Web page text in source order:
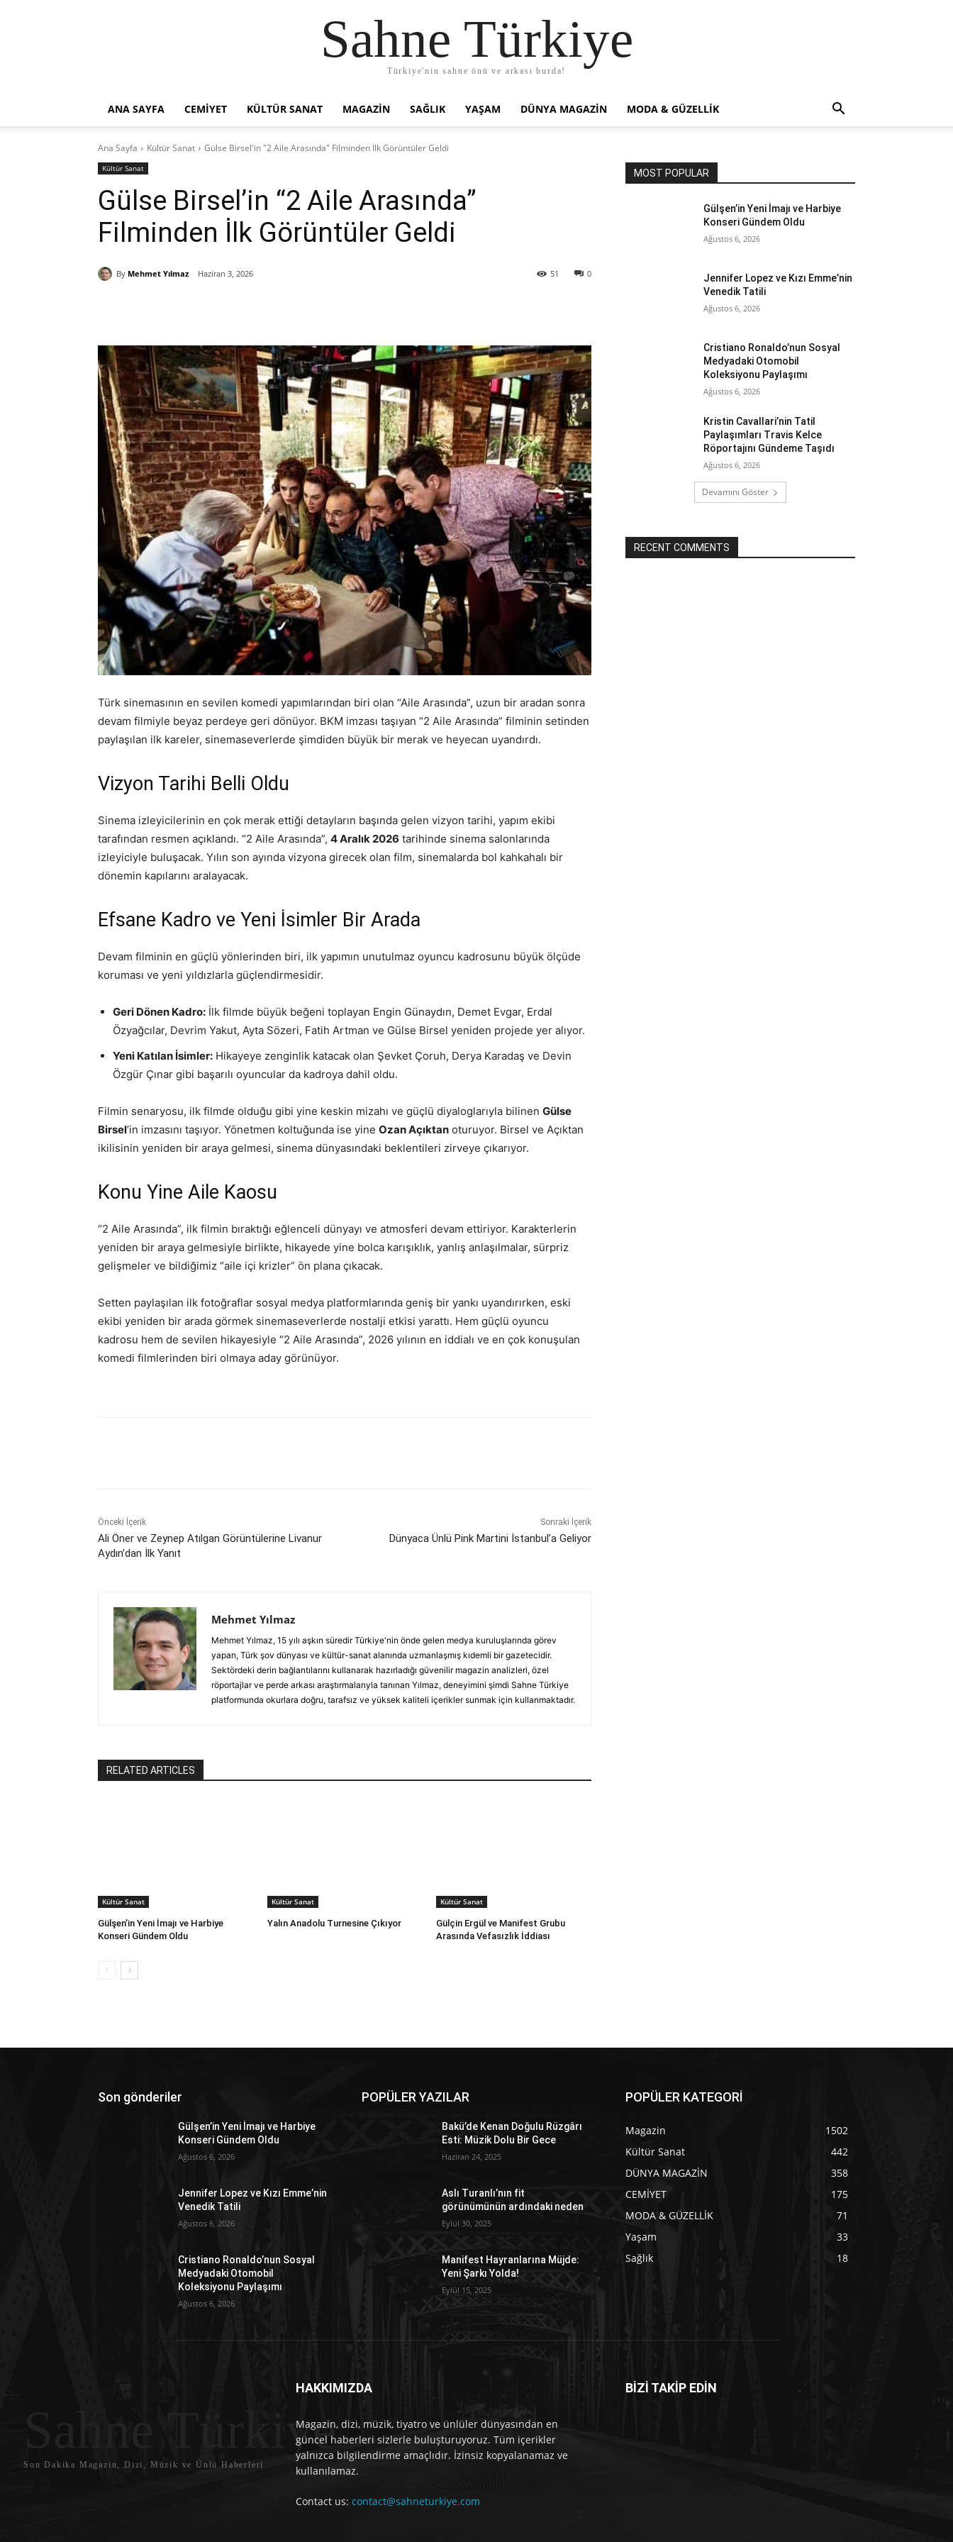
Sahne Türkiye
Türkiye'nin sahne önü ve arkası burda!
ANA SAYFA CEMİYET KÜLTÜR SANAT MAGAZIN SAĞLIK YAŞAM DÜNYA MAGAZİN MODA & GÜZELLİK
Ana Sayfa Kültür Sanat Gülse Birsel'in "2 Aile Arasında" Filminden İlk Görüntüler Geldi
Kültür Sanat
Gülse Birsel’in “2 Aile Arasında”
Filminden İlk Görüntüler Geldi
By Mehmet Yılmaz Haziran 3, 2026 0
51
Türk sinemasının en sevilen komedi yapımlarından biri olan “Aile Arasında”, uzun bir aradan sonra
devam filmiyle beyaz perdeye geri dönüyor. BKM imzası taşıyan “2 Aile Arasında” filminin setinden
paylaşılan ilk kareler, sinemaseverlerde şimdiden büyük bir merak ve heyecan uyandırdı.
Vizyon Tarihi Belli Oldu
Sinema izleyicilerinin en çok merak ettiği detayların başında gelen vizyon tarihi, yapım ekibi
tarafından resmen açıklandı. “2 Aile Arasında”, 4 Aralık 2026 tarihinde sinema salonlarında
izleyiciyle buluşacak. Yılın son ayında vizyona girecek olan film, sinemalarda bol kahkahalı bir
dönemin kapılarını aralayacak.
Efsane Kadro ve Yeni İsimler Bir Arada
Devam filminin en güçlü yönlerinden biri, ilk yapımın unutulmaz oyuncu kadrosunu büyük ölçüde
koruması ve yeni yıldızlarla güçlendirmesidir.
Geri Dönen Kadro: İlk filmde büyük beğeni toplayan Engin Günaydın, Demet Evgar, Erdal
Özyağcılar, Devrim Yakut, Ayta Sözeri, Fatih Artman ve Gülse Birsel yeniden projede yer alıyor.
Yeni Katılan İsimler: Hikayeye zenginlik katacak olan Şevket Çoruh, Derya Karadaş ve Devin
Özgür Çınar gibi başarılı oyuncular da kadroya dahil oldu.
Filmin senaryosu, ilk filmde olduğu gibi yine keskin mizahı ve güçlü diyaloglarıyla bilinen Gülse
Birsel’in imzasını taşıyor. Yönetmen koltuğunda ise yine Ozan Açıktan oturuyor. Birsel ve Açıktan
ikilisinin yeniden bir araya gelmesi, sinema dünyasındaki beklentileri zirveye çıkarıyor.
Konu Yine Aile Kaosu
“2 Aile Arasında”, ilk filmin bıraktığı eğlenceli dünyayı ve atmosferi devam ettiriyor. Karakterlerin
yeniden bir araya gelmesiyle birlikte, hikayede yine bolca karışıklık, yanlış anlaşılmalar, sürpriz
gelişmeler ve bildiğimiz “aile içi krizler” ön plana çıkacak.
Setten paylaşılan ilk fotoğraflar sosyal medya platformlarında geniş bir yankı uyandırırken, eski
ekibi yeniden bir arada görmek sinemaseverlerde nostalji etkisi yarattı. Hem güçlü oyuncu
kadrosu hem de sevilen hikayesiyle “2 Aile Arasında”, 2026 yılının en iddialı ve en çok konuşulan
komedi filmlerinden biri olmaya aday görünüyor.
Önceki İçerik
Ali Öner ve Zeynep Atılgan Görüntülerine Livanur
Aydın’dan İlk Yanıt
Sonraki İçerik
Dünyaca Ünlü Pink Martini İstanbul’a Geliyor
Mehmet Yılmaz
Mehmet Yılmaz, 15 yılı aşkın süredir Türkiye'nin önde gelen medya kuruluşlarında görev
yapan, Türk şov dünyası ve kültür-sanat alanında uzmanlaşmış kıdemli bir gazetecidir.
Sektördeki derin bağlantılarını kullanarak hazırladığı güvenilir magazin analizleri, özel
röportajlar ve perde arkası araştırmalarıyla tanınan Yılmaz, deneyimini şimdi Sahne Türkiye
platformunda okurlara doğru, tarafsız ve yüksek kaliteli içerikler sunmak için kullanmaktadır.
RELATED ARTICLES
Kültür Sanat
Gülşen’in Yeni İmajı ve Harbiye
Konseri Gündem Oldu
Kültür Sanat
Yalın Anadolu Turnesine Çıkıyor
Kültür Sanat
Gülçin Ergül ve Manifest Grubu
Arasında Vefasızlık İddiası
MOST POPULAR
Gülşen’in Yeni İmajı ve Harbiye
Konseri Gündem Oldu
Ağustos 6, 2026
Jennifer Lopez ve Kızı Emme’nin
Venedik Tatili
Ağustos 6, 2026
Cristiano Ronaldo’nun Sosyal
Medyadaki Otomobil
Koleksiyonu Paylaşımı
Ağustos 6, 2026
Kristin Cavallari’nin Tatil
Paylaşımları Travis Kelce
Röportajını Gündeme Taşıdı
Ağustos 6, 2026
Devamını Göster
RECENT COMMENTS
Son gönderiler
Gülşen’in Yeni İmajı ve Harbiye
Konseri Gündem Oldu
Ağustos 6, 2026
Jennifer Lopez ve Kızı Emme’nin
Venedik Tatili
Ağustos 6, 2026
Cristiano Ronaldo’nun Sosyal
Medyadaki Otomobil
Koleksiyonu Paylaşımı
Ağustos 6, 2026
POPÜLER YAZILAR
Bakü’de Kenan Doğulu Rüzgârı
Esti: Müzik Dolu Bir Gece
Haziran 24, 2025
Aslı Turanlı’nın fit
görünümünün ardındaki neden
Eylül 30, 2025
Manifest Hayranlarına Müjde:
Yeni Şarkı Yolda!
Eylül 15, 2025
POPÜLER KATEGORİ
Magazin
1502
Kültür Sanat
442
DÜNYA MAGAZİN
358
CEMİYET
175
MODA & GÜZELLİK
71
Yaşam
33
Sağlık
18
Sahne Türkiye
Son Dakika Magazin, Dizi, Müzik ve Ünlü Haberleri
HAKKIMIZDA
Magazin, dizi, müzik, tiyatro ve ünlüler dünyasından en
güncel haberleri sizlerle buluşturuyoruz. Tüm içerikler
yalnızca bilgilendirme amaçlıdır. İzinsiz kopyalanamaz ve
kullanılamaz.
Contact us: contact@sahneturkiye.com
BİZİ TAKİP EDİN